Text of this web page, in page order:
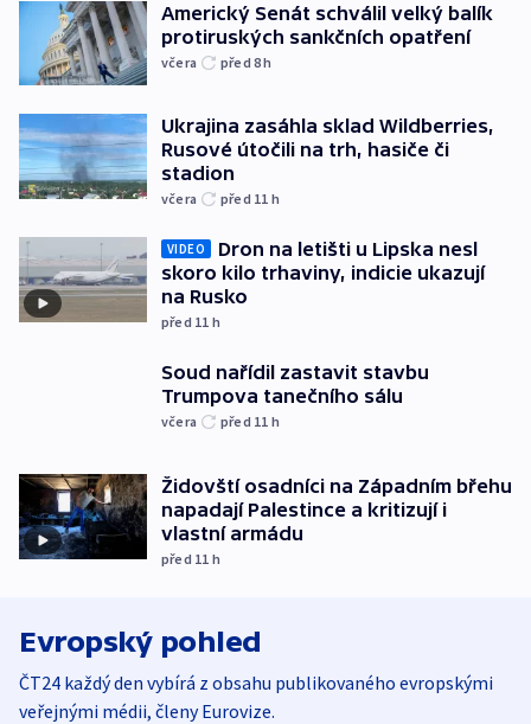
Americký Senát schválil velký balík
protiruských sankčních opatření
včera před 8h
Ukrajina zasáhla sklad Wildberries,
Rusové útočili na trh, hasiče či
stadion
včera před 11 h
VIDEO
Dron na letišti u Lipska nesl
skoro kilo trhaviny, indicie ukazují
na Rusko
před 11 h
Soud nařídil zastavit stavbu
Trumpova tanečního sálu
včera před 11 h
Židovští osadníci na Západním břehu
napadají Palestince a kritizují i
vlastní armádu
před 11 h
Evropský pohled
ČT24 každý den vybírá z obsahu publikovaného evropskými
veřejnými médii, členy Eurovize.